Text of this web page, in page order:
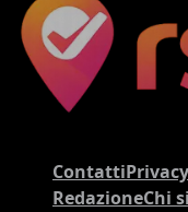
Contatti
RedazioneChi